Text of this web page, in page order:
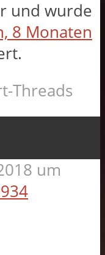
und wurde
8 Monaten
Threads
um